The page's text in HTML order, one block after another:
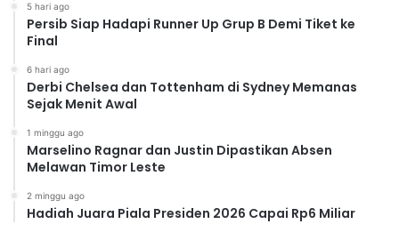
5 hari ago
Persib Siap Hadapi Runner Up Grup B Demi Tiket ke
Final
6 hari ago
Derbi Chelsea dan Tottenham di Sydney Memanas
Sejak Menit Awal
1 minggu ago
Marselino Ragnar dan Justin Dipastikan Absen
Melawan Timor Leste
2 minggu ago
Hadiah Juara Piala Presiden 2026 Capai Rp6 Miliar